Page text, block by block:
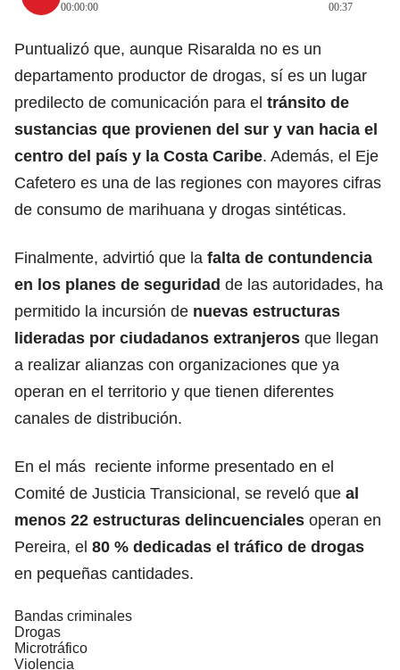
00:00:00
00:37
Puntualizó que, aunque Risaralda no es un
departamento productor de drogas, sí es un lugar
predilecto de comunicación para el tránsito de
sustancias que provienen del sur y van hacia el
centro del país y la Costa Caribe. Además, el Eje
Cafetero es una de las regiones con mayores cifras
de consumo de marihuana y drogas sintéticas.
Finalmente, advirtió que la falta de contundencia
en los planes de seguridad de las autoridades, ha
permitido la incursión de nuevas estructuras
lideradas por ciudadanos extranjeros que llegan
a realizar alianzas con organizaciones que ya
operan en el territorio y que tienen diferentes
canales de distribución.
En el más reciente informe presentado en el
Comité de Justicia Transicional, se reveló que al
menos 22 estructuras delincuenciales operan en
Pereira, el 80 % dedicadas el tráfico de drogas
en pequeñas cantidades.
Bandas criminales
Drogas
Microtráfico
Violencia